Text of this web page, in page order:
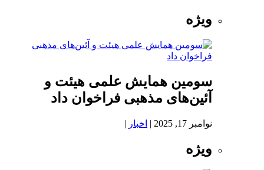
ویژه
سومین همایش علمی هیئت و
آئین‌های مذهبی فراخوان داد
نوامبر 17, 2025 | اخبار |
ویژه